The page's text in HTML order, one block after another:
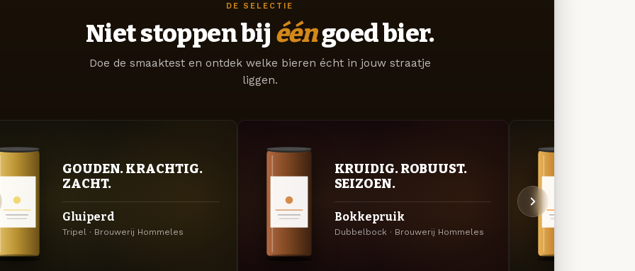
DE SELECTIE
Niet stoppen bij ééngoed bier.
Doe de smaaktest en ontdek welke bieren écht in jouw straatje
liggen.
GOUDEN. KRACHTIG.
ZACHT.
Gluiperd
Tripel · Brouwerij Hommeles
KRUIDIG. ROBUUST.
SEIZOEN.
Bokkepruik
Dubbelbock · Brouwerij Hommeles